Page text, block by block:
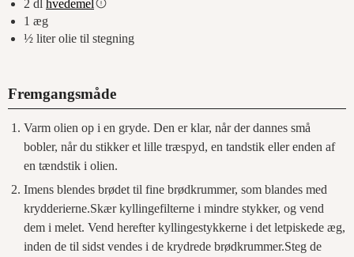
2 dl hvedemel
1 æg
½ liter olie til stegning
Fremgangsmåde
Varm olien op i en gryde. Den er klar, når der dannes små
bobler, når du stikker et lille træspyd, en tandstik eller enden af
en tændstik i olien.
Imens blendes brødet til fine brødkrummer, som blandes med
krydderierne.Skær kyllingefilterne i mindre stykker, og vend
dem i melet. Vend herefter kyllingestykkerne i det letpiskede æg,
inden de til sidst vendes i de krydrede brødkrummer.Steg de